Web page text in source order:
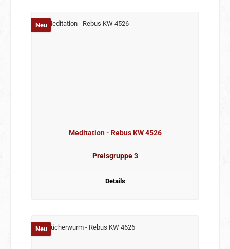
Neu
Meditation - Rebus KW 4526
Preisgruppe 3
Details
Neu